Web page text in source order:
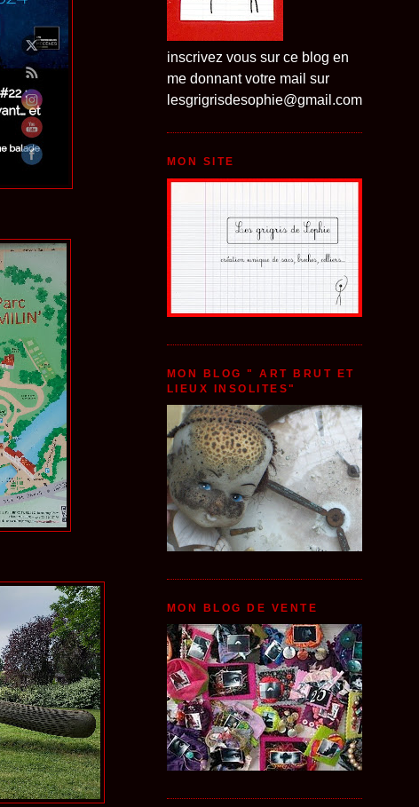
inscrivez vous sur ce blog en
me donnant votre mail sur
lesgrigrisdesophie@gmail.com
MON SITE
MON BLOG " ART BRUT ET
LIEUX INSOLITES"
MON BLOG DE VENTE